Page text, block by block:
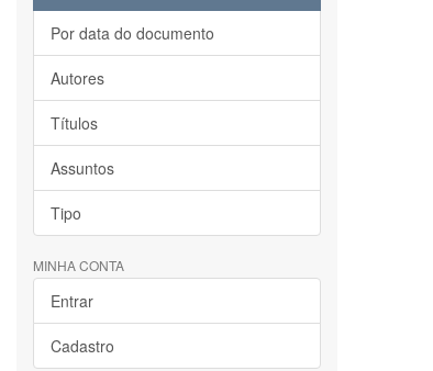
Por data do documento
Autores
Títulos
Assuntos
Tipo
MINHA CONTA
Entrar
Cadastro